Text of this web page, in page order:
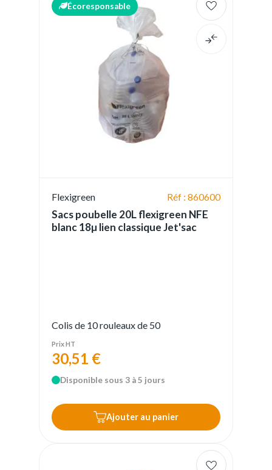
Écoresponsable
Flexigreen Réf : 860600
Sacs poubelle 20L flexigreen NFE
blanc 18µ lien classique Jet'sac
Colis de 10 rouleaux de 50
Prix HT
30,51 €
Disponible sous 3 à 5 jours
Ajouter au panier